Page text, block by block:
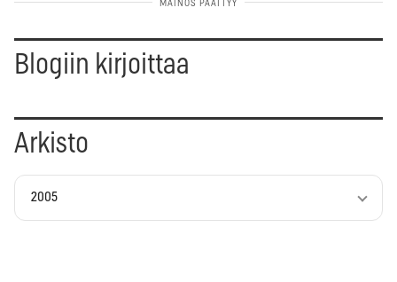
Blogiin kirjoittaa
Arkisto
2005